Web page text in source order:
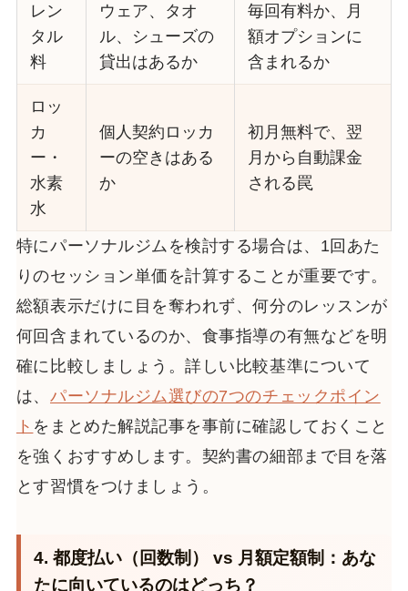
レン
タル
料
ウェア、タオ
ル、シューズの
貸出はあるか
毎回有料か、月
額オプションに
含まれるか
ロッ
カ
ー・
水素
水
個人契約ロッカ
ーの空きはある
か
初月無料で、翌
月から自動課金
される罠
特にパーソナルジムを検討する場合は、1回あた
りのセッション単価を計算することが重要です。
総額表示だけに目を奪われず、何分のレッスンが
何回含まれているのか、食事指導の有無などを明
確に比較しましょう。詳しい比較基準について
は、 パーソナルジム選びの7つのチェックポイン
ト をまとめた解説記事を事前に確認しておくこと
を強くおすすめします。契約書の細部まで目を落
とす習慣をつけましょう。
4. 都度払い（回数制） vs 月額定額制：あな
たに向いているのはどっち？